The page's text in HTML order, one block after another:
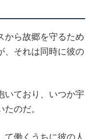
から故郷を守るため
、それは同時に彼の
いており、いつか宇
のだ。